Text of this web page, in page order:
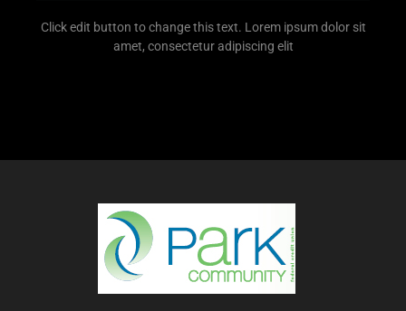
Click edit button to change this text. Lorem ipsum dolor sit
amet, consectetur adipiscing elit